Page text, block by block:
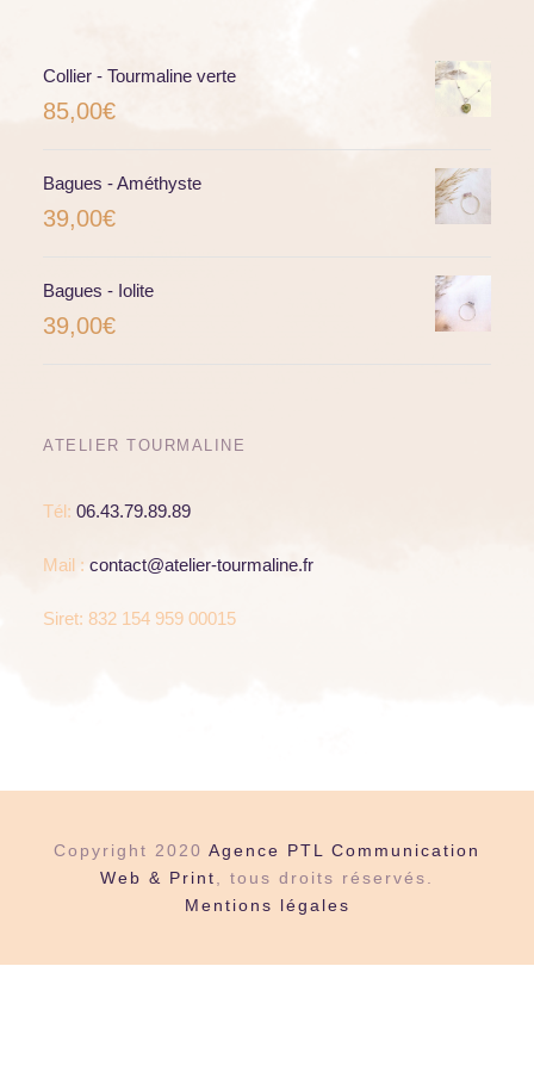
Collier - Tourmaline verte
85,00€
Bagues - Améthyste
39,00€
Bagues - Iolite
39,00€
ATELIER TOURMALINE
Tél: 06.43.79.89.89
Mail : contact@atelier-tourmaline.fr
Siret: 832 154 959 00015
Copyright 2020 Agence PTL Communication
Web & Print, tous droits réservés.
Mentions légales